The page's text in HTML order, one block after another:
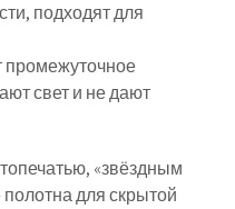
подходят для
свет и не дают
«звёздным
для скрытой